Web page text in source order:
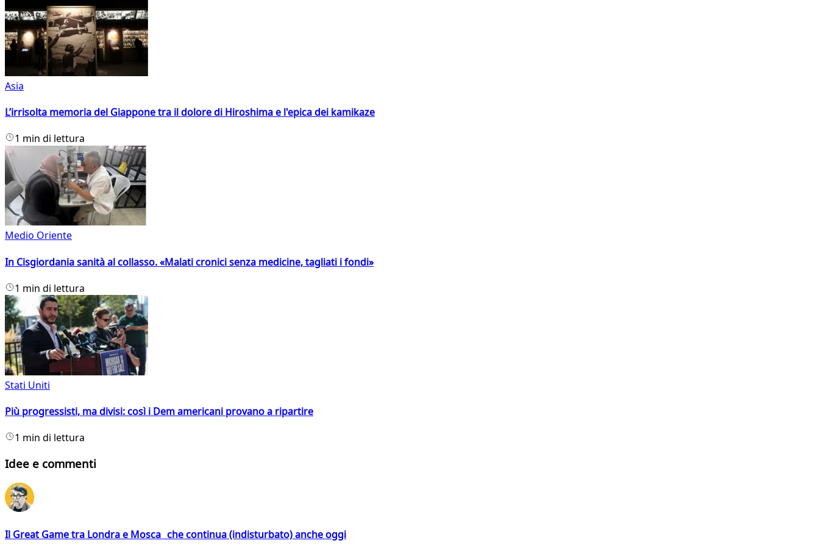
Asia
L’irrisolta memoria del Giappone tra il dolore di Hiroshima e l'epica dei kamikaze
1 min di lettura
Medio Oriente
In Cisgiordania sanità al collasso. «Malati cronici senza medicine, tagliati i fondi»
1 min di lettura
Stati Uniti
Più progressisti, ma divisi: così i Dem americani provano a ripartire
1 min di lettura
Idee e commenti
Il Great Game tra Londra e Mosca che continua (indisturbato) anche oggi